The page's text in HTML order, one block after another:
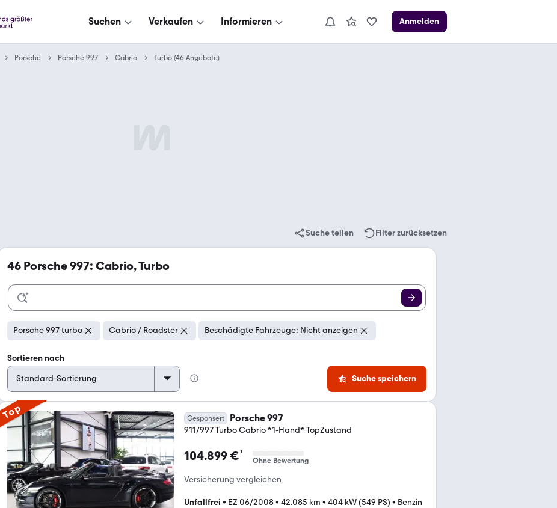
Suchen Verkaufen Informieren Anmelden
Porsche Porsche 997 Cabrio Turbo (46 Angebote)
Suche teilen Filter zurücksetzen
46 Porsche 997: Cabrio, Turbo
Porsche 997 turbo Cabrio / Roadster Beschädigte Fahrzeuge: Nicht anzeigen
Sortieren nach
Suche speichern
Top Gesponsert Porsche 997
911/997 Turbo Cabrio *1-Hand* TopZustand
104.899 €¹
Ohne Bewertung
Versicherung vergleichen
Unfallfrei • EZ 06/2008• 42.085 km • 404 kW (549 PS) • Benzin